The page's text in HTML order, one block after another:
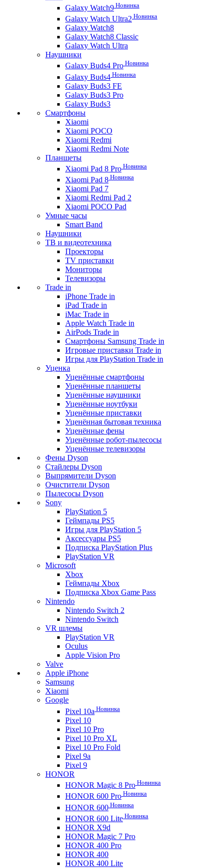
Galaxy Watch9 Новинка
Galaxy Watch Ultra2 Новинка
Galaxy Watch8
Galaxy Watch8 Classic
Galaxy Watch Ultra
Наушники
Galaxy Buds4 Pro Новинка
Galaxy Buds4 Новинка
Galaxy Buds3 FE
Galaxy Buds3 Pro
Galaxy Buds3
Смартфоны
Xiaomi
Xiaomi POCO
Xiaomi Redmi
Xiaomi Redmi Note
Планшеты
Xiaomi Pad 8 Pro Новинка
Xiaomi Pad 8 Новинка
Xiaomi Pad 7
Xiaomi Redmi Pad 2
Xiaomi POCO Pad
Умные часы
Smart Band
Наушники
ТВ и видеотехника
Проекторы
TV приставки
Мониторы
Телевизоры
Trade in
iPhone Trade in
iPad Trade in
iMac Trade in
Apple Watch Trade in
AirPods Trade in
Смартфоны Samsung Trade in
Игровые приставки Trade in
Игры для PlayStation Trade in
Уценка
Уценённые смартфоны
Уценённые планшеты
Уценённые наушники
Уценённые ноутбуки
Уценённые приставки
Уценённая бытовая техника
Уценённые фены
Уценённые робот-пылесосы
Уценённые телевизоры
Фены Dyson
Стайлеры Dyson
Выпрямители Dyson
Очистители Dyson
Пылесосы Dyson
Sony
PlayStation 5
Геймпады PS5
Игры для PlayStation 5
Аксессуары PS5
Подписка PlayStation Plus
PlayStation VR
Microsoft
Xbox
Геймпады Xbox
Подписка Xbox Game Pass
Nintendo
Nintendo Switch 2
Nintendo Switch
VR шлемы
PlayStation VR
Oculus
Apple Vision Pro
Valve
Apple iPhone
Samsung
Xiaomi
Google
Pixel 10a Новинка
Pixel 10
Pixel 10 Pro
Pixel 10 Pro XL
Pixel 10 Pro Fold
Pixel 9a
Pixel 9
HONOR
HONOR Magic 8 Pro Новинка
HONOR 600 Pro Новинка
HONOR 600 Новинка
HONOR 600 Lite Новинка
HONOR X9d
HONOR Magic 7 Pro
HONOR 400 Pro
HONOR 400
HONOR 400 Lite